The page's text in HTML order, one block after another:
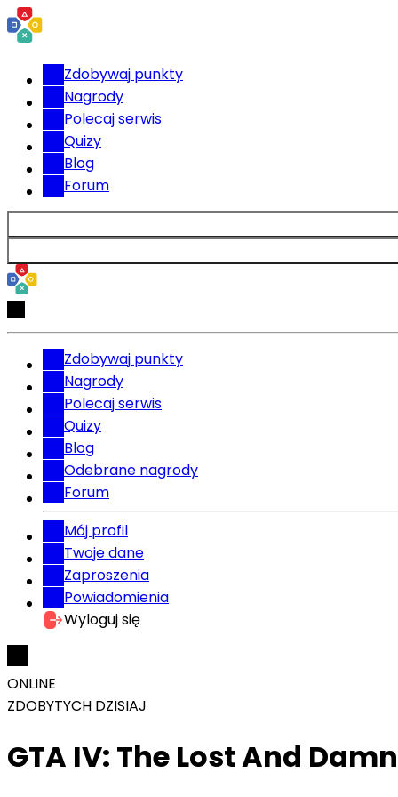
Zdobywaj punkty
Nagrody
Polecaj serwis
Quizy
Blog
Forum
Zdobywaj punkty
Nagrody
Polecaj serwis
Quizy
Blog
Odebrane nagrody
Forum
Mój profil
Twoje dane
Zaproszenia
Powiadomienia
Wyloguj się
ONLINE
ZDOBYTYCH DZISIAJ
GTA IV: The Lost And